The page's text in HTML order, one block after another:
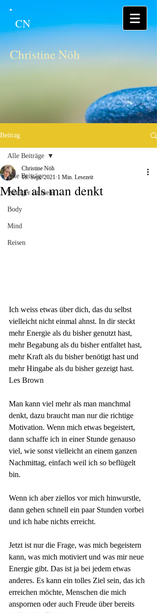
CN
Christine Nöh
Beitrag
Alle Beiträge
Weniger ist mehr
Body
Mind
Reisen
Alle Beiträge
Mehr als man denkt
Christine Nöh
16. Sept. 2021 1 Min. Lesezeit
Ich weiss etwas über dich, das du selbst
vielleicht nicht einmal ahnst. In dir steckt
mehr Energie als du bisher genutzt hast,
mehr Begabung als du bisher entfaltet hast,
mehr Kraft als du bisher benötigt hast und
mehr Hingabe als du bisher gezeigt hast.
Les Brown
Man kann viel mehr als man manchmal
denkt, dazu braucht man nur die richtige
Motivation. Wenn mich etwas begeistert,
dann schaffe ich in einer Stunde genauso
viel, wie sonst vielleicht an einem ganzen
Nachmittag, einfach weil ich so beflügelt
bin.
Wenn ich aber ziellos vor mich hinwurstle,
dann gehen schnell ein paar Stunden vorbei
und ich habe nichts erreicht.
Jetzt ist nur die Frage, was mich begeistern
kann, was mich motiviert und was mir neue
Energie gibt. Das ist ja bei jedem etwas
anderes. Es kann ein tolles Ziel sein, das ich
erreichen möchte, Menschen die mich
anspornen oder auch Freude über bereits